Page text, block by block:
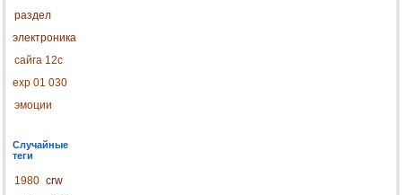
раздел
электроника
сайга 12с
exp 01 030
эмоции
Случайные
теги
1980 crw